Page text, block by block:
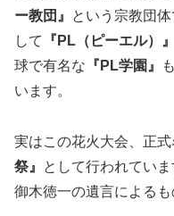
ー教団』
という宗教団
して
『PL（ピーエル）』
球で有名な 『PL学園』
います。
実はこの花火大会、正
祭』
として行われてい
御木徳一の遺言によるも